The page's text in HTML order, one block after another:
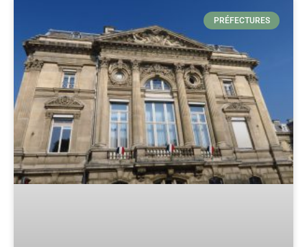
PRÉFECTURES